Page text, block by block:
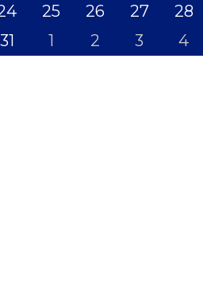
25 26 27 28
31
1 2 3 4